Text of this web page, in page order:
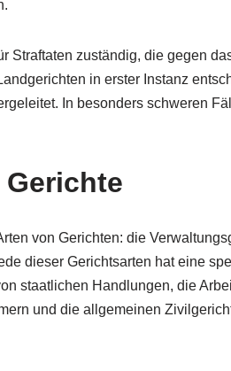
Straftaten zuständig, die gegen
in erster Instanz
In besonders schweren
Gerichte
von Gerichten: die
dieser Gerichtsarten hat eine
staatlichen Handlungen, die
und die allgemeinen